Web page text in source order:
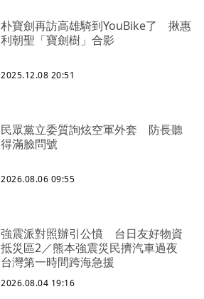
朴寶劍再訪高雄騎到YouBike了 揪惠
利朝聖「寶劍樹」合影
2025.12.08 20:51
民眾黨立委質詢炫空軍外套 防長聽
得滿臉問號
2026.08.06 09:55
強震派對照辦引公憤 台日友好物資
抵災區2／熊本強震災民擠汽車過夜
台灣第一時間跨海急援
2026.08.04 19:16